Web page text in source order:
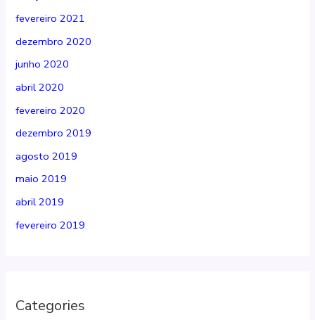
fevereiro 2021
dezembro 2020
junho 2020
abril 2020
fevereiro 2020
dezembro 2019
agosto 2019
maio 2019
abril 2019
fevereiro 2019
Categories